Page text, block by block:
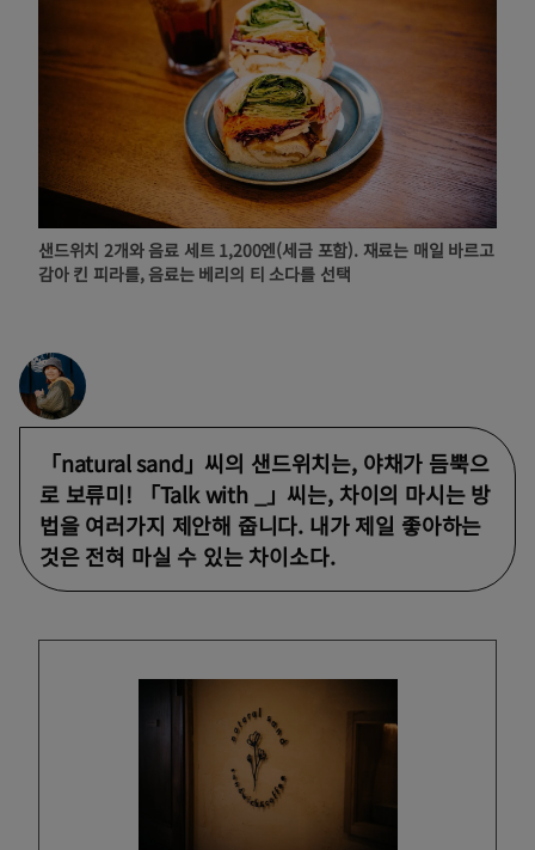
샌드위치 2개와 음료 세트 1,200엔(세금 포함). 재료는 매일 바르고
감아 킨 피라를, 음료는 베리의 티 소다를 선택
「natural sand」씨의 샌드위치는, 야채가 듬뿍으
로 보류미! 「Talk with _」씨는, 차이의 마시는 방
법을 여러가지 제안해 줍니다. 내가 제일 좋아하는
것은 전혀 마실 수 있는 차이소다.